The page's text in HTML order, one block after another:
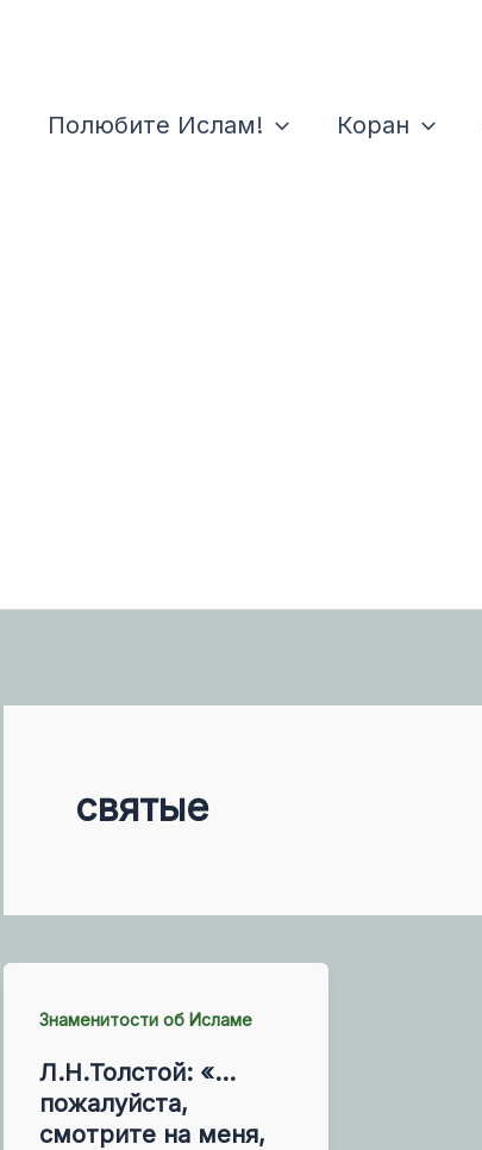
Полюбите Ислам! Коран
святые
Знаменитости об Исламе
Л.Н.Толстой: «…
пожалуйста,
смотрите на меня,